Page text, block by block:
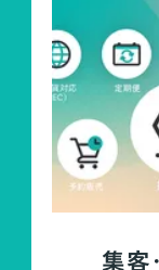
集客